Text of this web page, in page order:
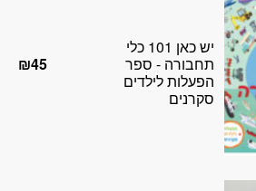
יש כאן 101 כלי
תחבורה - ספר
הפעלות לילדים
סקרנים
₪45